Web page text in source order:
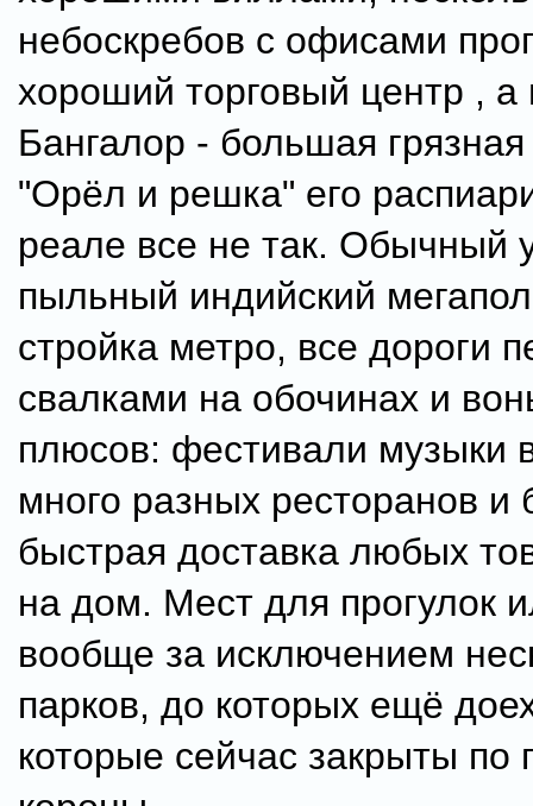
небоскребов с офисами
хороший торговый центр , а
Бангалор - большая
"Орёл и решка" его
реале все не так. Обычный
пыльный индийский
стройка метро, все дороги
свалками на обочинах и
плюсов: фестивали музыки
много разных ресторанов и
быстрая доставка любых
на дом. Мест для прогулок
вообще за исключением
парков, до которых ещё
которые сейчас закрыты по